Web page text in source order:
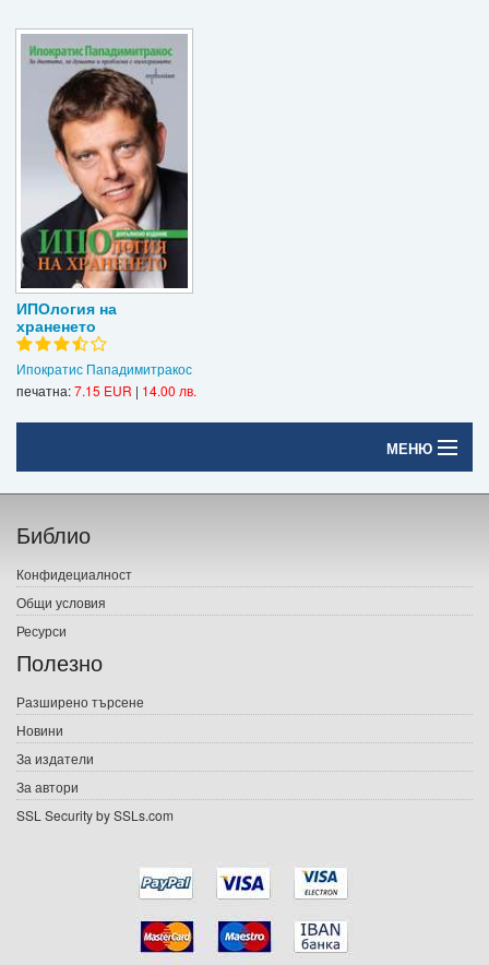
Подаръци
Ваучери
Промоции
Контакти
Вход
Регистрация
ИПОлогия на
храненето
Ипократис Пападимитракос
печатна:7.15 EUR | 14.00 лв.
МЕНЮ
Начало
Печатни книги
Електронни книги
Е-списания
Подаръци
Ваучери
Библио
Конфидециалност
Общи условия
Ресурси
Полезно
Разширено търсене
Новини
За издатели
За автори
SSL Security by SSLs.com